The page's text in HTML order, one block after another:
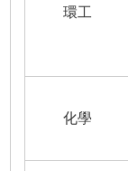
環工
化學